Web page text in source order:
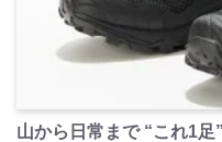
山から日常まで “これ1